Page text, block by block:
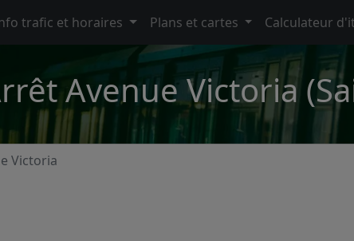
trafic et horaires Plans et cartes Calculateur
Avenue Victoria
Victoria